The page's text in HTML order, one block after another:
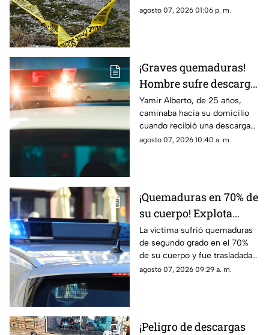
Pedroza para pedir auxilio,
agosto 07, 2026 01:06 p. m.
¡Graves quemaduras!
Hombre sufre descarga
eléctrica por pisar
cable expuesto en
banqueta de Ciudad
Juárez
Yamir Alberto, de 25 años,
caminaba hacia su domicilio
cuando recibió una descarga
eléctrica; fue trasladado de
agosto 07, 2026 10:40 a. m.
¡Quemaduras en 70% de
su cuerpo! Explota
tanque de gas en
Parajes del Sur y deja a
una persona grave
La víctima sufrió quemaduras
de segundo grado en el 70%
de su cuerpo y fue trasladada
de urgencia al Hospital General
agosto 07, 2026 09:29 a. m.
¡Peligro de descargas